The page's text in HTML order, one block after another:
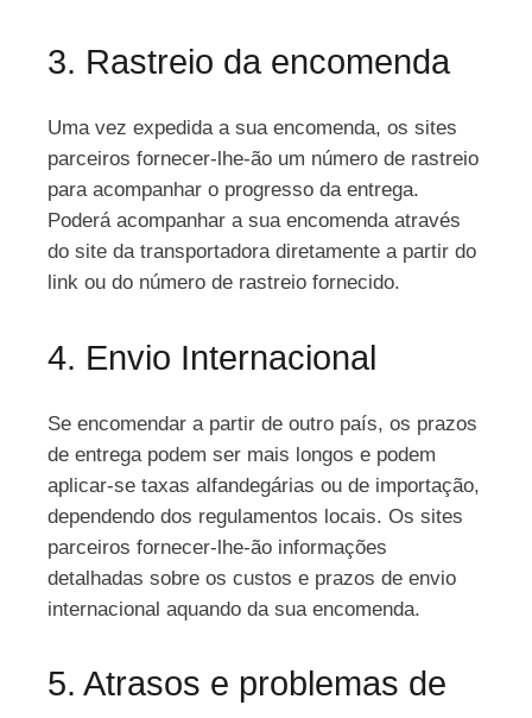
3. Rastreio da encomenda
Uma vez expedida a sua encomenda, os sites
parceiros fornecer-lhe-ão um número de rastreio
para acompanhar o progresso da entrega.
Poderá acompanhar a sua encomenda através
do site da transportadora diretamente a partir do
link ou do número de rastreio fornecido.
4. Envio Internacional
Se encomendar a partir de outro país, os prazos
de entrega podem ser mais longos e podem
aplicar-se taxas alfandegárias ou de importação,
dependendo dos regulamentos locais. Os sites
parceiros fornecer-lhe-ão informações
detalhadas sobre os custos e prazos de envio
internacional aquando da sua encomenda.
5. Atrasos e problemas de